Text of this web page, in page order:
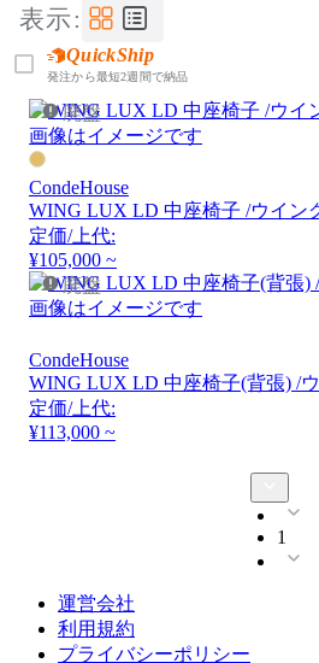
表示:
QuickShip
発注から最短2週間で納品
廃盤
画像はイメージです
CondeHouse
WING LUX LD 中座椅子 /ウイン
定価/上代:
¥105,000 ~
廃盤
画像はイメージです
CondeHouse
WING LUX LD 中座椅子(背張) /
定価/上代:
¥113,000 ~
1
運営会社
利用規約
プライバシーポリシー